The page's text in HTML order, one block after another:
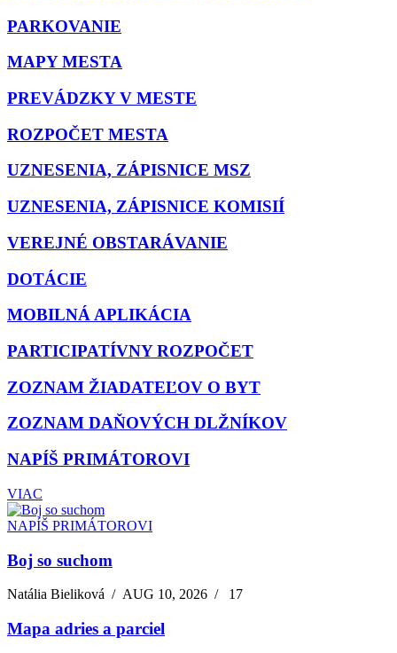
PARKOVANIE
MAPY MESTA
PREVÁDZKY V MESTE
ROZPOČET MESTA
UZNESENIA, ZÁPISNICE MSZ
UZNESENIA, ZÁPISNICE KOMISIÍ
VEREJNÉ OBSTARÁVANIE
DOTÁCIE
MOBILNÁ APLIKÁCIA
PARTICIPATÍVNY ROZPOČET
ZOZNAM ŽIADATEĽOV O BYT
ZOZNAM DAŇOVÝCH DLŽNÍKOV
NAPÍŠ PRIMÁTOROVI
VIAC
NAPÍŠ PRIMÁTOROVI
Boj so suchom
Natália Bieliková /AUG 10, 2026 / 17
Mapa adries a parciel